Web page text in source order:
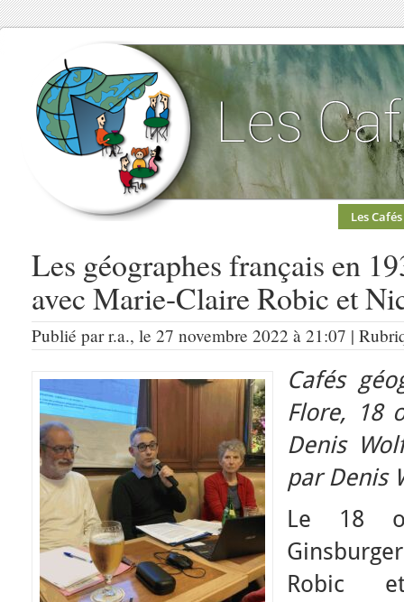
Les Cafés
Les géographes français en
avec Marie-Claire Robic et
Publié par r.a., le 27 novembre 2022 à 21:07 |
Cafés
Flore, 18
Denis
par Denis
Le 18
Robic